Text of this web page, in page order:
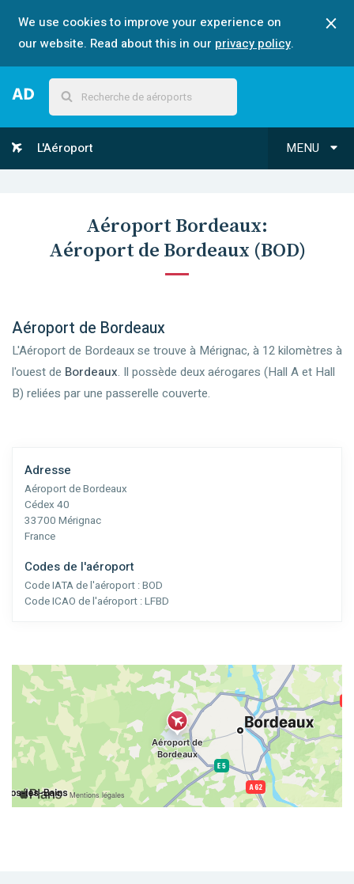
We use cookies to improve your experience on
our website. Read about this in our privacy policy.
MENU
L'Aéroport
Aéroport Bordeaux:
Aéroport de Bordeaux (BOD)
Aéroport de Bordeaux
L'Aéroport de Bordeaux se trouve à Mérignac, à 12 kilomètres à
l'ouest de Bordeaux. Il possède deux aérogares (Hall A et Hall
B) reliées par une passerelle couverte.
Adresse
Aéroport de Bordeaux
Cédex 40
33700 Mérignac
France
Codes de l'aéroport
Code IATA de l'aéroport :BOD
Code ICAO de l'aéroport :LFBD